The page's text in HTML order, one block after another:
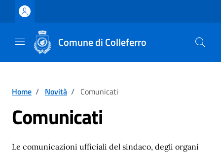
Vai ai contenuti
Vai al footer
Comune di Colleferro
Home / Novità / Comunicati
Comunicati
Le comunicazioni ufficiali del sindaco, degli organi